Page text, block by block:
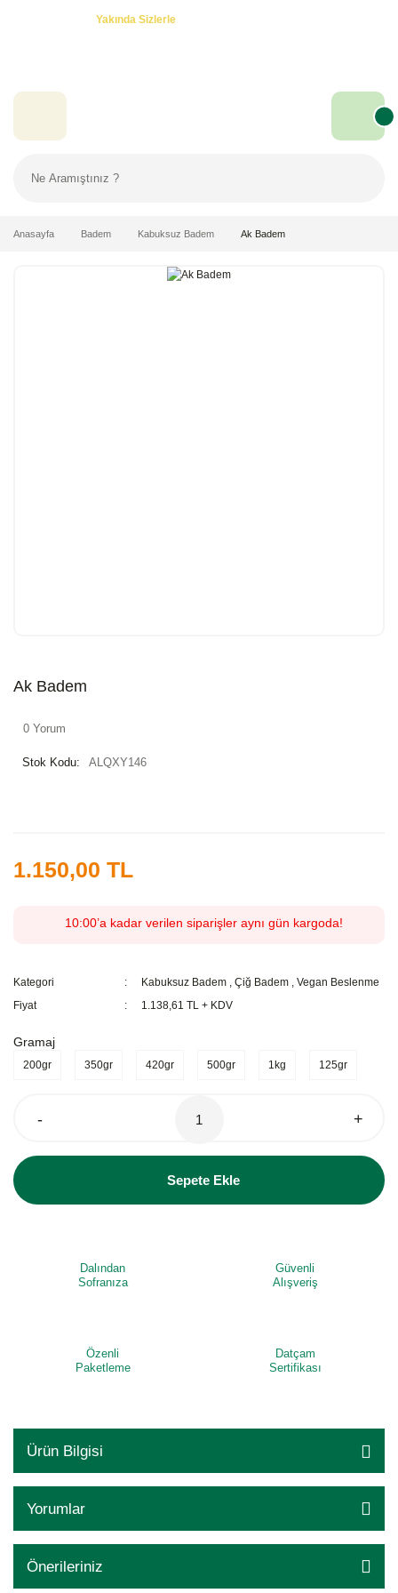
Yakında Sizlerle
Anasayfa Badem Kabuksuz Badem Ak Badem
Ak Badem
0 Yorum
Stok Kodu: ALQXY146
1.150,00 TL
10:00’a kadar verilen siparişler aynı gün kargoda!
Kategori Kabuksuz Badem ,Çiğ Badem ,Vegan Beslenme
Fiyat
1.138,61 TL + KDV
Gramaj
200gr 350gr 420gr 500gr 1kg 125gr
- +
Sepete Ekle
Dalından
Sofranıza
Güvenli
Alışveriş
Özenli
Paketleme
Datçam
Sertifikası
Ürün Bilgisi
Yorumlar
Önerileriniz